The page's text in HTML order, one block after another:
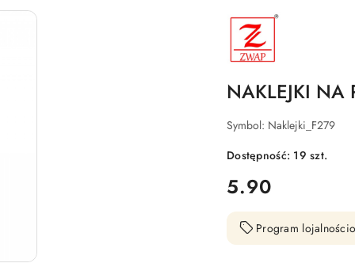
NAZWA
PRODUCENTA:
ZWAP
NAKLEJKI NA
Symbol: Naklejki_F279
Dostępność: 19szt.
cena:
5.90
Program